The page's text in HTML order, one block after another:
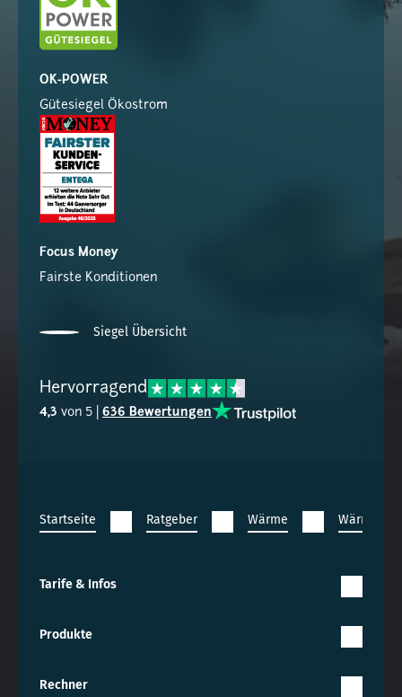
OK-POWER
Gütesiegel Ökostrom
Focus Money
Fairste Konditionen
Siegel Übersicht
Hervorragend
4,3 von 5 | 636 Bewertungen
Startseite Ratgeber Wärme
Tarife & Infos
Produkte
Rechner